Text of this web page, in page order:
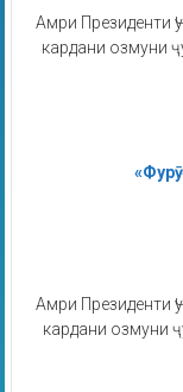
Амри Президенти
кардани озмуни
Амри Президенти
кардани озмуни